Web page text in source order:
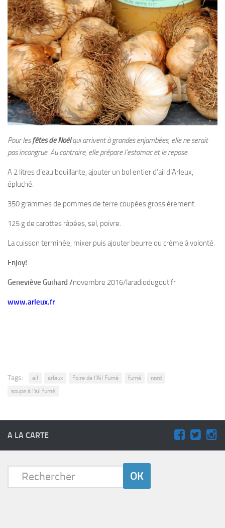
Pour lesfêtes de Noëlqui arrivent à grandes enjambées, elle ne serait
pas incongrue. Au contraire, elle prépare l’estomac et le repose
A 2 litres d’eau bouillante, ajouter un bol entier d’ail d’Arleux,
épluché.
350 grammes de pommes de terre coupées grossièrement.
125 g de carottes râpées, sel, poivre.
La cuisson terminée, mixer puis ajouter beurre ou crème à volonté.
Enjoy!
Geneviève Guihard /novembre 2016/laradiodugout.fr
www.arleux.fr
Tags: ail arleux Foire de l’Ail Fumé fumé
nord
soupe à l'ail fumé
A LA CARTE